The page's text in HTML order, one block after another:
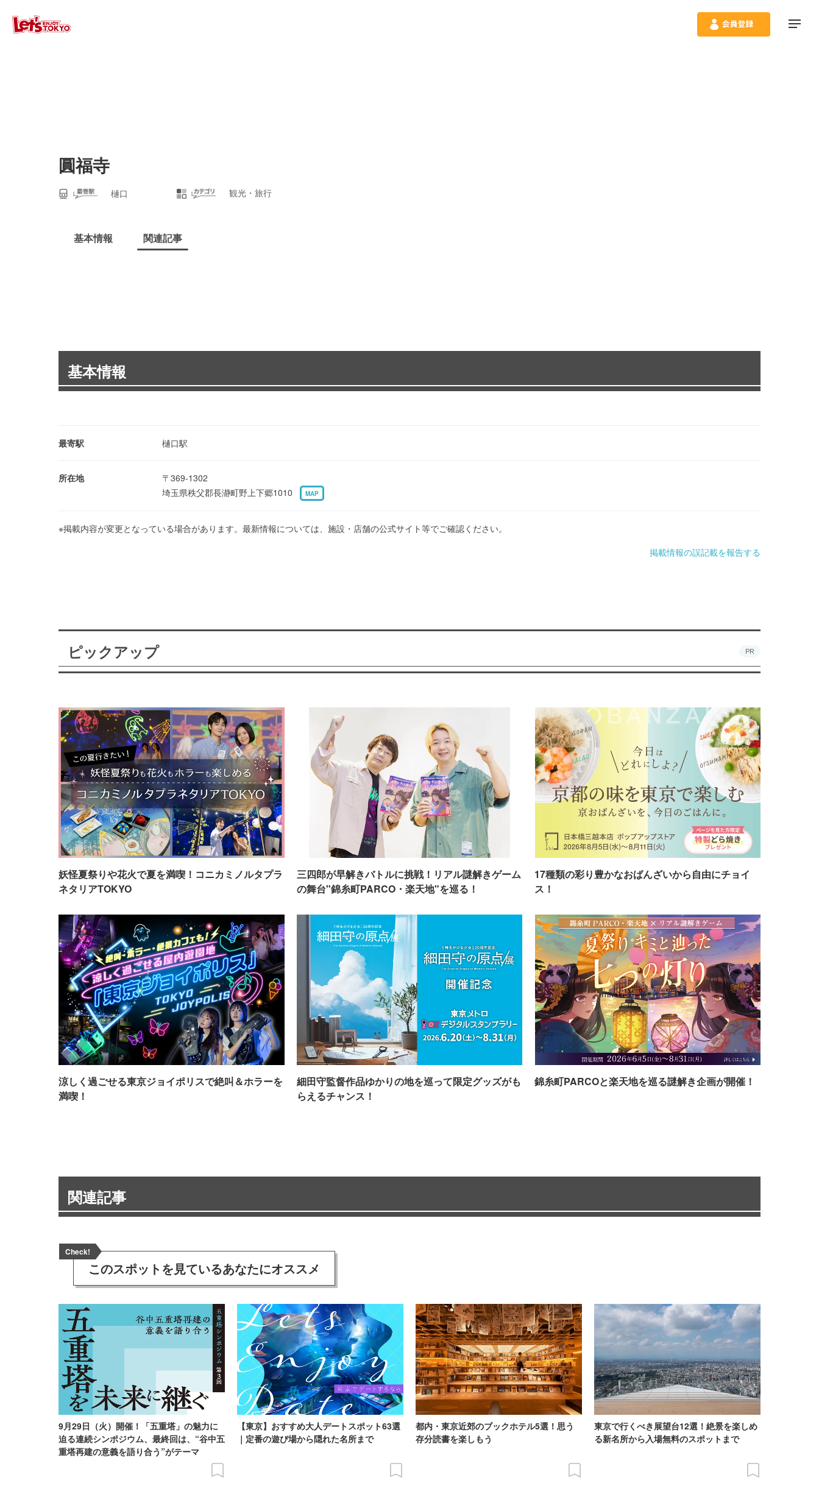
圓福寺
樋口 観光・旅行
基本情報 関連記事
基本情報
最寄駅 樋口駅
所在地
〒369-1302
埼玉県秩父郡長瀞町野上下郷1010
MAP
※掲載内容が変更となっている場合があります。最新情報については、施設・店舗の公式サイト等でご確認ください。
掲載情報の誤記載を報告する
ピックアップ PR
妖怪夏祭りや花火で夏を満喫！コニカミノルタプラ
ネタリアTOKYO
三四郎が早解きバトルに挑戦！リアル謎解きゲーム
の舞台"錦糸町PARCO・楽天地"を巡る！
17種類の彩り豊かなおばんざいから自由にチョイ
ス！
涼しく過ごせる東京ジョイポリスで絶叫＆ホラーを
満喫！
細田守監督作品ゆかりの地を巡って限定グッズがも
らえるチャンス！
錦糸町PARCOと楽天地を巡る謎解き企画が開催！
関連記事
Check!
このスポットを見ているあなたにオススメ
9月29日（火）開催！「五重塔」の魅力に
迫る連続シンポジウム、最終回は、“谷中五
重塔再建の意義を語り合う”がテーマ
【東京】おすすめ大人デートスポット63選
｜定番の遊び場から隠れた名所まで
都内・東京近郊のブックホテル5選！思う
存分読書を楽しもう
東京で行くべき展望台12選！絶景を楽しめ
る新名所から入場無料のスポットまで